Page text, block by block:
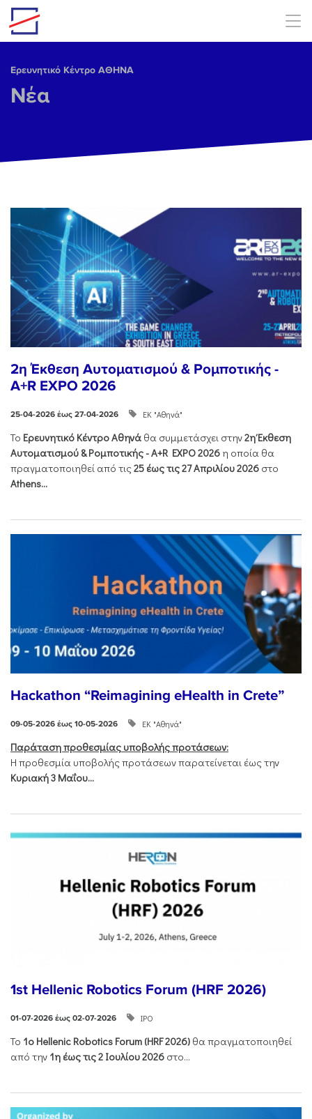
Skip to main content
Ερευνητικό Κέντρο ΑΘΗΝΑ
Νέα
2η Έκθεση Αυτοματισμού & Ρομποτικής -
A+R EXPO 2026
25-04-2026 έως 27-04-2026 ΕΚ "Αθηνά"
Το Ερευνητικό Κέντρο Αθηνά θα συμμετάσχει στην2η Έκθεση
Αυτοματισμού & Ρομποτικής - Α+R EXPO 2026 η οποία θα
πραγματοποιηθεί από τις25 έως τις 27 Απριλίου 2026 στο
Athens...
Hackathon “Reimagining eHealth in Crete”
09-05-2026 έως 10-05-2026 ΕΚ "Αθηνά"
Παράταση προθεσμίας υποβολής προτάσεων:
Η προθεσμία υποβολής προτάσεων παρατείνεται έως την
Κυριακή 3 Μαΐου...
1st Hellenic Robotics Forum (HRF 2026)
01-07-2026 έως 02-07-2026 ΙΡΟ
Το 1ο Hellenic Robotics Forum (HRF2026) θα πραγματοποιηθεί
από την 1η έως τις 2 Ιουλίου 2026 στο...